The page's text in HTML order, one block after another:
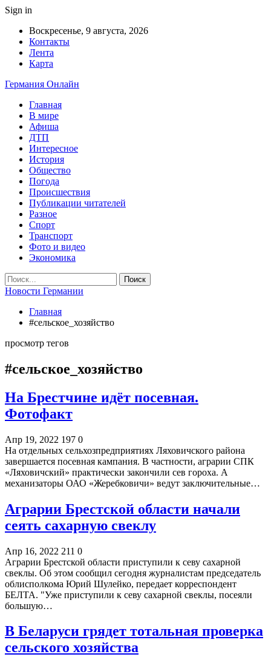
Sign in
Воскресенье, 9 августа, 2026
Контакты
Лента
Карта
Германия Онлайн
Главная
В мире
Афиша
ДТП
Интересное
История
Общество
Погода
Происшествия
Публикации читателей
Разное
Спорт
Транспорт
Фото и видео
Экономика
Новости Германии
Главная
#сельское_хозяйство
просмотр тегов
#сельское_хозяйство
На Брестчине идёт посевная.
Фотофакт
Апр 19, 2022 197 0
На отдельных сельхозпредприятиях Ляховичского района
завершается посевная кампания. В частности, аграрии СПК
«Ляховичский» практически закончили сев гороха. А
механизаторы ОАО «Жеребковичи» ведут заключительные…
Аграрии Брестской области начали
сеять сахарную свеклу
Апр 16, 2022 211 0
Аграрии Брестской области приступили к севу сахарной
свеклы. Об этом сообщил сегодня журналистам председатель
облисполкома Юрий Шулейко, передает корреспондент
БЕЛТА. "Уже приступили к севу сахарной свеклы, посеяли
большую…
В Беларуси грядет тотальная проверка
сельского хозяйства